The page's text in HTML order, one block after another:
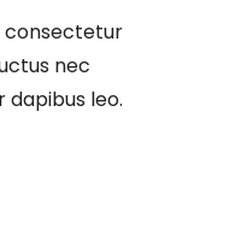
consectetur
nec
leo.